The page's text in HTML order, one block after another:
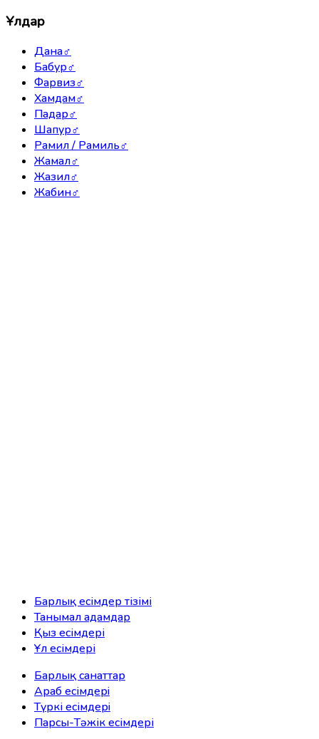
Ұлдар
Дана♂
Бабур♂
Фарвиз♂
Хамдам♂
Падар♂
Шапур♂
Рамил / Рамиль♂
Жамал♂
Жазил♂
Жабин♂
Барлық есімдер тізімі
Танымал адамдар
Қыз есімдері
Ұл есімдері
Барлық санаттар
Араб есімдерi
Түркі есімдерi
Парсы-Тәжік есімдері